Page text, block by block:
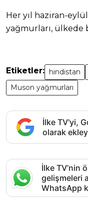
Her yıl haziran-
yağmurları, ülkede
Etiketler: hindistan
Muson yağmurları
İlke TV'yi,
olarak
İlke TV’nin
gelişmeleri
WhatsApp